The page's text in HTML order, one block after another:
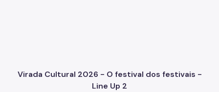
Virada Cultural 2026 - O festival dos festivais -
Line Up 2